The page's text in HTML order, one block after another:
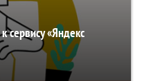
сервису «Яндекс